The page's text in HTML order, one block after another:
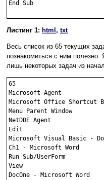
End Sub
Листинг 1: html , txt
Весь список из 65 текущих
познакомиться с ним
лишь некоторых задач из
65
Microsoft Agent
Microsoft Office Shortcut
Menu Parent Window
NetDDE Agent
Edit
Microsoft Visual Basic -
Ch1 - Microsoft Word
Run Sub/UserForm
View
DocOne - Microsoft Word